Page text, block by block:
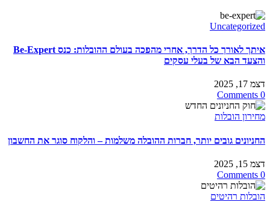
Uncategorized
איתך לאורך כל הדרך, אחרי מהפכה בעולם ההובלות: כנס Be-Expert
והצעד הבא של בעלי עסקים
דצמ 17, 2025
0 Comments
מחירון הובלות
החניונים גובים יותר, חברות ההובלה משלמות – והלקוח סוגר את החשבון
דצמ 15, 2025
0 Comments
הובלות רהיטים